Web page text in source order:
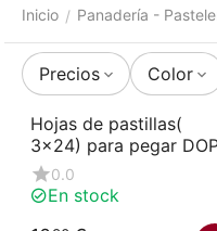
Inicio / Panadería -
Precios Color
Hojas de pastillas(
3x24) para pegar
DOC / IGP
0.0
En stock